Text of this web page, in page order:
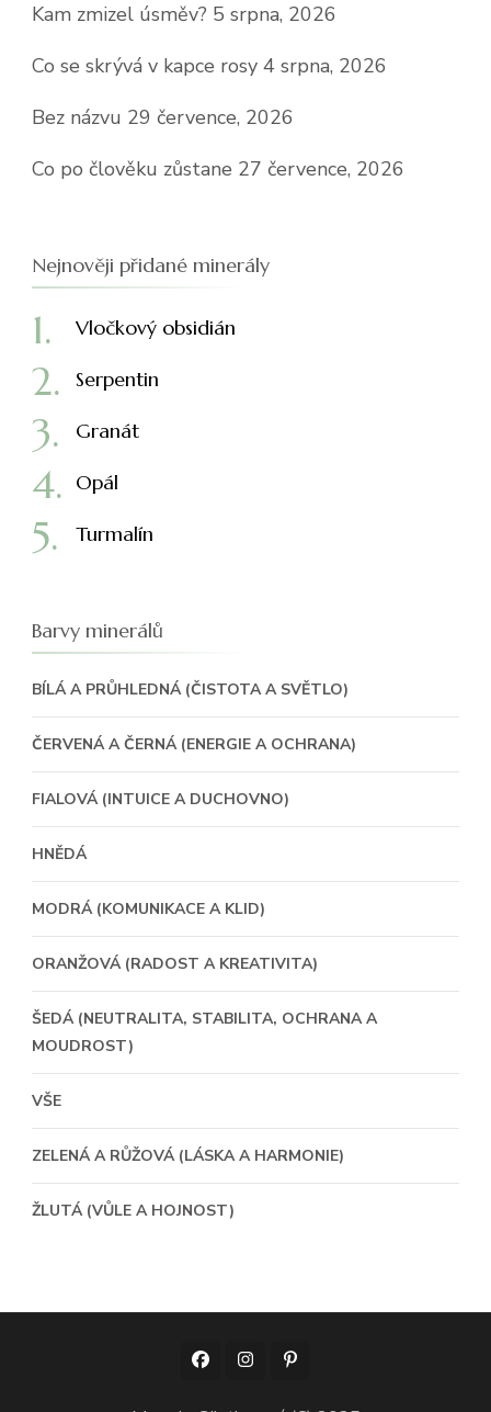
Kam zmizel úsměv? 5 srpna, 2026
Co se skrývá v kapce rosy 4 srpna, 2026
Bez názvu 29 července, 2026
Co po člověku zůstane 27 července, 2026
Nejnověji přidané minerály
Vločkový obsidián
Serpentin
Granát
Opál
Turmalín
Barvy minerálů
BÍLÁ A PRŮHLEDNÁ (ČISTOTA A SVĚTLO)
ČERVENÁ A ČERNÁ (ENERGIE A OCHRANA)
FIALOVÁ (INTUICE A DUCHOVNO)
HNĚDÁ
MODRÁ (KOMUNIKACE A KLID)
ORANŽOVÁ (RADOST A KREATIVITA)
ŠEDÁ (NEUTRALITA, STABILITA, OCHRANA A
MOUDROST)
VŠE
ZELENÁ A RŮŽOVÁ (LÁSKA A HARMONIE)
ŽLUTÁ (VŮLE A HOJNOST)